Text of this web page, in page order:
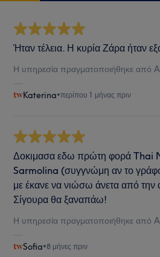
Ήταν τέλεια. Η κυρία Ζάρα ήταν
Η υπηρεσία πραγματοποιήθηκε από
Katerina•περίπου 1 μήνας πριν
Δοκιμασα εδω πρώτη φορά Thai
Sarmolina (συγγνώμη αν το
με έκανε να νιώσω άνετα από την
Σίγουρα θα ξαναπάω!
Η υπηρεσία πραγματοποιήθηκε από
Sofia•8 μήνες πριν